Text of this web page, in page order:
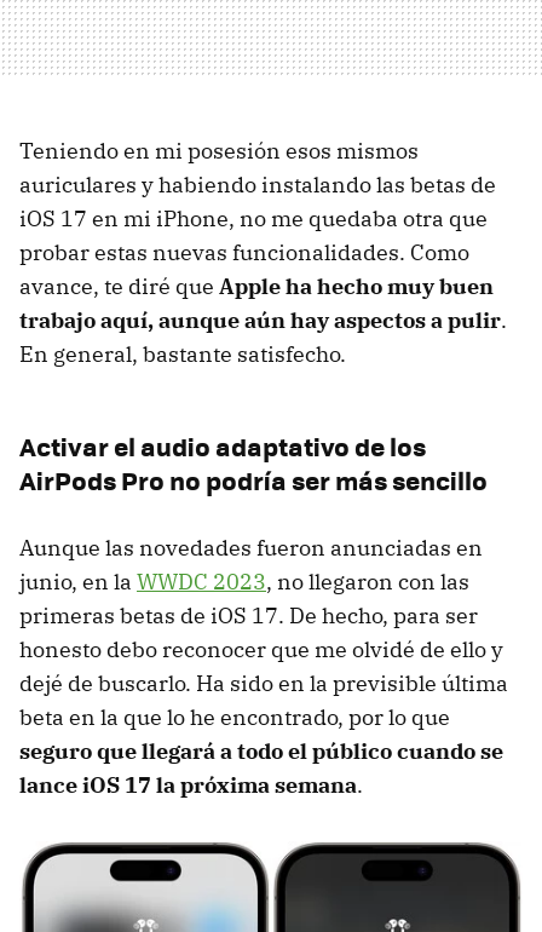
Teniendo en mi posesión esos mismos
auriculares y habiendo instalando las betas de
iOS 17 en mi iPhone, no me quedaba otra que
probar estas nuevas funcionalidades. Como
avance, te diré que Apple ha hecho muy buen
trabajo aquí, aunque aún hay aspectos a pulir.
En general, bastante satisfecho.
Activar el audio adaptativo de los
AirPods Pro no podría ser más sencillo
Aunque las novedades fueron anunciadas en
junio, en la WWDC 2023, no llegaron con las
primeras betas de iOS 17. De hecho, para ser
honesto debo reconocer que me olvidé de ello y
dejé de buscarlo. Ha sido en la previsible última
beta en la que lo he encontrado, por lo que
seguro que llegará a todo el público cuando se
lance iOS 17 la próxima semana.